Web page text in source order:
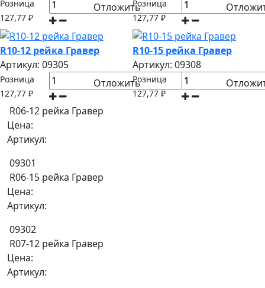
Розница
127,77 ₽
ОтложитьРозница
127,77 ₽
R10-12 рейка Гравер
Артикул: 09305
Розница
127,77 ₽
Отложить
R10-15 рейка Гравер
Артикул: 09308
Розница
127,77 ₽
R06-12 рейка Гравер
Цена:
Артикул:
09301
R06-15 рейка Гравер
Цена:
Артикул:
09302
R07-12 рейка Гравер
Цена:
Артикул: